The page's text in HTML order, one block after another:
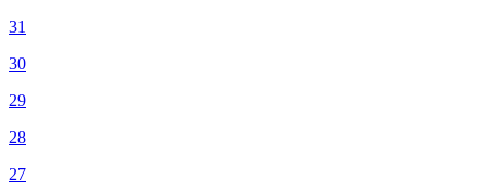
31
30
29
28
27